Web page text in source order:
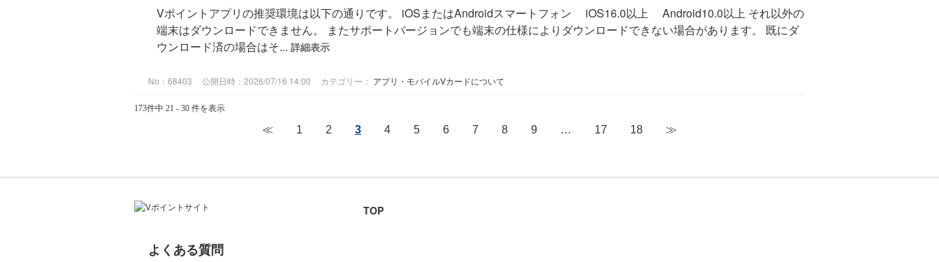
Vポイントアプリの推奨環境は以下の通りです。 iOSまたはAndroidスマートフォン iOS16.0以上 Android10.0以上 それ以外の
端末はダウンロードできません。 またサポートバージョンでも端末の仕様によりダウンロードできない場合があります。 既にダ
ウンロード済の場合はそ... 詳細表示
No：68403 公開日時：2026/07/16 14:00 カテゴリー： アプリ・モバイルVカードについて
173件中 21 - 30 件を表示
≪ 1 2 3 4 5 6 7 8 9 … 17 18 ≫
TOP
よくある質問